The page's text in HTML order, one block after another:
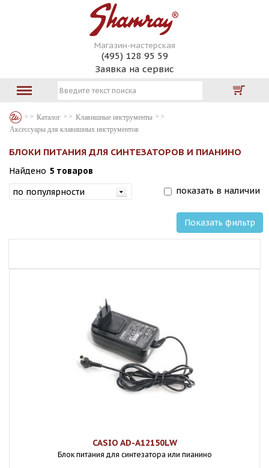
Магазин-мастерская
(495) 128 95 59
Заявка на сервис
Каталог
Клавишные инструменты
Аксессуары для клавишных инструментов
БЛОКИ ПИТАНИЯ ДЛЯ СИНТЕЗАТОРОВ И ПИАНИНО
Найдено 5 товаров
показать в наличии
Показать фильтр
CASIO AD-A12150LW
Блок питания для синтезатора или пианино